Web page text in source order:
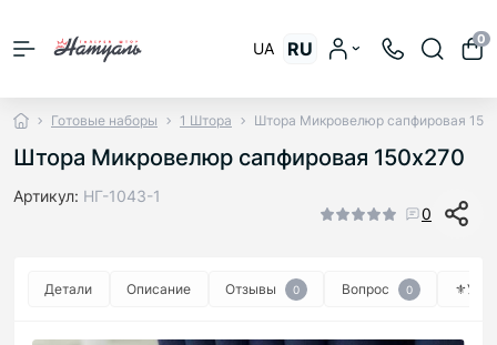
UA RU 0
Готовые наборы 1 Штора Штора Микровелюр сапфировая
Штора Микровелюр сапфировая 150х270
Артикул: НГ-1043-1
0
Детали Описание Отзывы 0 Вопрос 0